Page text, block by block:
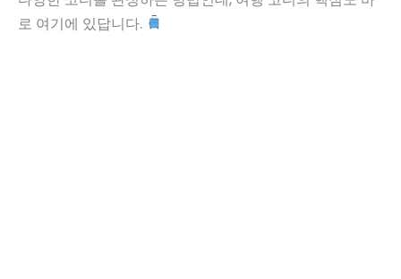
로 여기에 있답니다.